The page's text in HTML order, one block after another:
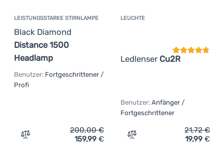
LEISTUNGSSTARKE STIRNLAMPE
Black Diamond
Distance 1500
Headlamp
Benutzer: Fortgeschrittener /
Profi
Zum Vergleich 'Leistungsstarke Stirnlampe Black
200,00€
159,99 €
LEUCHTE
Ledlenser Cu2R
Benutzer: Anfänger /
Fortgeschrittener
Zum Vergleich 'Leuchte
21,72€
19,99 €